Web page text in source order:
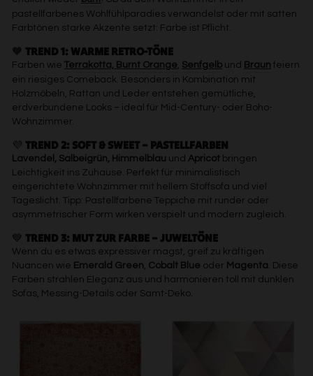
pastellfarbenes Wohlfühlparadies verwandelst oder mit satten
Farbtönen starke Akzente setzt: Farbe ist Pflicht.
🧡 TREND 1: WARME RETRO-TÖNE
Farben wie Terrakotta, Burnt Orange, Senfgelb und Braun feiern
ein riesiges Comeback. Besonders in Kombination mit
Holzmöbeln, Rattan und Leder entstehen gemütliche,
erdverbundene Looks – ideal für Mid-Century- oder Boho-
Wohnzimmer.
💜 TREND 2: SOFT & SWEET – PASTELLFARBEN
Lavendel, Salbeigrün, Himmelblau und Apricot bringen
Leichtigkeit ins Zuhause. Perfekt für minimalistisch
eingerichtete Wohnzimmer mit hellem Stoffsofa und viel
Tageslicht. Tipp: Pastellfarbene Teppiche mit runder oder
asymmetrischer Form wirken verspielt und modern zugleich.
💙 TREND 3: MUT ZUR FARBE – JUWELTÖNE
Wenn du es etwas expressiver magst, greif zu kräftigen
Nuancen wie Emerald Green, Cobalt Blue oder Magenta. Diese
Farben strahlen Eleganz aus und harmonieren toll mit dunklen
Sofas, Messing-Details oder Samt-Deko.